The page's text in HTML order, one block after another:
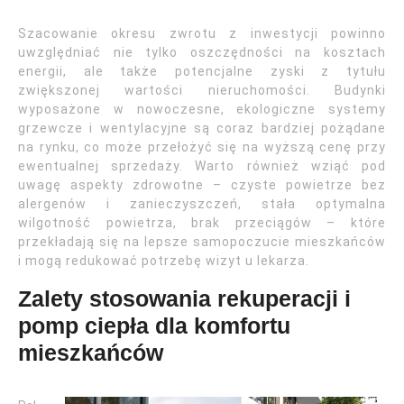
Szacowanie okresu zwrotu z inwestycji powinno
uwzględniać nie tylko oszczędności na kosztach
energii, ale także potencjalne zyski z tytułu
zwiększonej wartości nieruchomości. Budynki
wyposażone w nowoczesne, ekologiczne systemy
grzewcze i wentylacyjne są coraz bardziej pożądane
na rynku, co może przełożyć się na wyższą cenę przy
ewentualnej sprzedaży. Warto również wziąć pod
uwagę aspekty zdrowotne – czyste powietrze bez
alergenów i zanieczyszczeń, stała optymalna
wilgotność powietrza, brak przeciągów – które
przekładają się na lepsze samopoczucie mieszkańców
i mogą redukować potrzebę wizyt u lekarza.
Zalety stosowania rekuperacji i
pomp ciepła dla komfortu
mieszkańców